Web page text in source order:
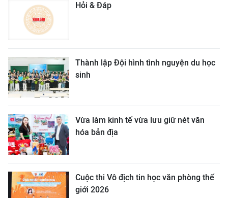
Hỏi & Đáp
Thành lập Đội hình tình nguyện du học
sinh
Vừa làm kinh tế vừa lưu giữ nét văn
hóa bản địa
Cuộc thi Vô địch tin học văn phòng thế
giới 2026